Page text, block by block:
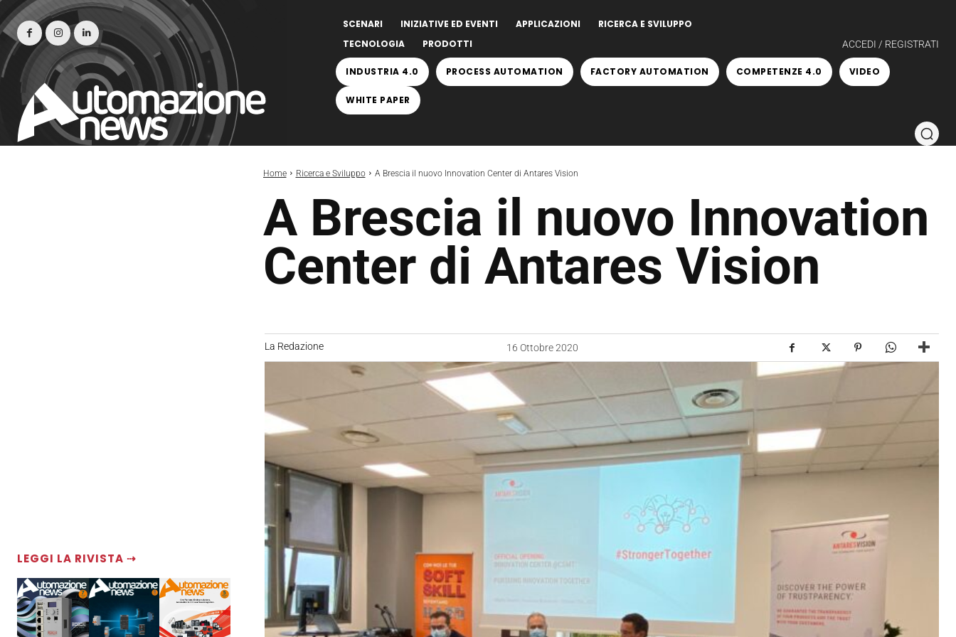
SCENARI INIZIATIVE ED EVENTI APPLICAZIONI
RICERCA E SVILUPPO
TECNOLOGIA
PRODOTTI ACCEDI / REGISTRATI
INDUSTRIA 4.0 PROCESS AUTOMATION FACTORY AUTOMATION COMPETENZE 4.0 VIDEO
WHITE PAPER
Home Ricerca e Sviluppo A Brescia il nuovo Innovation Center di Antares Vision
A Brescia il nuovo Innovation
Center di Antares Vision
LEGGI LA RIVISTA ⇢
La Redazione 16 Ottobre 2020